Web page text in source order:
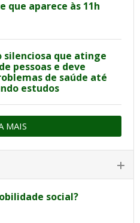
que aparece às 11h
silenciosa que atinge
pessoas e deve
de saúde até
estudos
MAIS
social?